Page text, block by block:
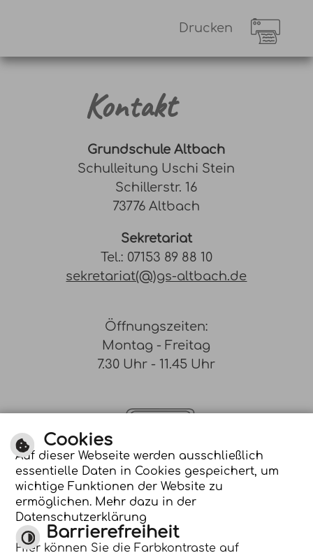
Drucken
Kontakt
Grundschule Altbach
Schulleitung Uschi Stein
Schillerstr. 16
73776 Altbach
Sekretariat
Tel.: 07153 89 88 10
sekretariat(@)gs-altbach.de
Öffnungszeiten:
Montag - Freitag
7.30 Uhr - 11.45 Uhr
Optimiert für
mobile Endgeräte
Cookies
Auf dieser Webseite werden ausschließlich
essentielle Daten in Cookies gespeichert, um
wichtige Funktionen der Website zu
ermöglichen. Mehr dazu in der
Datenschutzerklärung
Barrierefreiheit
Hier können Sie die Farbkontraste auf